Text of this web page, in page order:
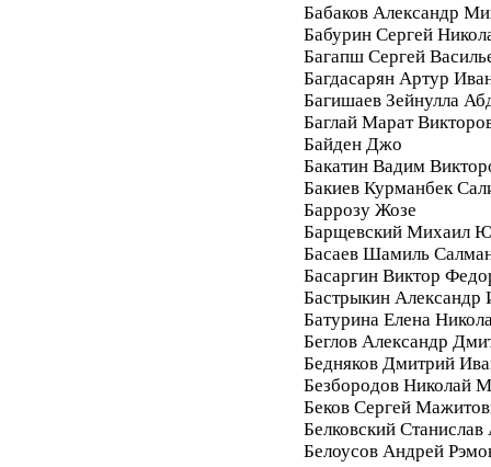
Бабаков Александр
Бабурин Сергей
Багапш Сергей
Багдасарян Артур
Багишаев Зейнулла
Баглай Марат
Байден Джо
Бакатин Вадим
Бакиев Курманбек
Баррозу Жозе
Барщевский Михаил
Басаев Шамиль
Басаргин Виктор
Бастрыкин Александр
Батурина Елена
Беглов Александр
Бедняков Дмитрий
Безбородов Николай
Беков Сергей
Белковский
Белоусов Андрей